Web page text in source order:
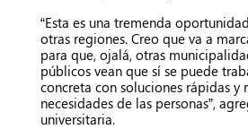
“Esta es una tremenda
otras regiones. Creo que va a
para que, ojalá, otras
públicos vean que sí se puede
concreta con soluciones rápidas y
necesidades de las personas”,
universitaria.